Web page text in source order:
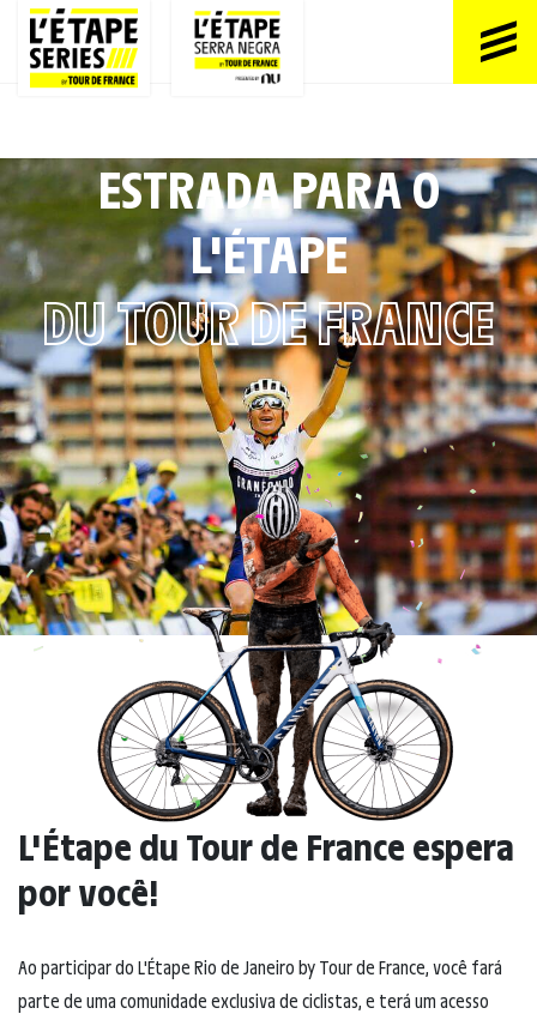
ESTRADA PARA O
L'ÉTAPE
DU TOUR DE FRANCE
L'Étape du Tour de France espera
por você!
Ao participar do L'Étape Rio de Janeiro by Tour de France, você fará
parte de uma comunidade exclusiva de ciclistas, e terá um acesso